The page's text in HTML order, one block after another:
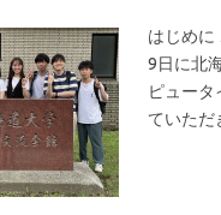
はじめに
9日に北
ピュー
ていた